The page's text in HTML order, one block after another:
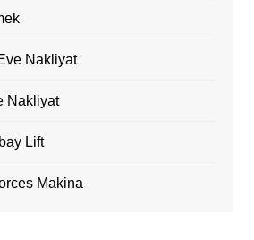
Nakliyat
Nakliyat
Lift
Makina